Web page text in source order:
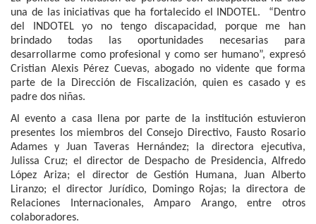
una de las iniciativas que ha fortalecido el INDOTEL. “Dentro
del INDOTEL yo no tengo discapacidad, porque me han
brindado todas las oportunidades necesarias para
desarrollarme como profesional y como ser humano”, expresó
Cristian Alexis Pérez Cuevas, abogado no vidente que forma
parte de la Dirección de Fiscalización, quien es casado y es
padre dos niñas.
Al evento a casa llena por parte de la institución estuvieron
presentes los miembros del Consejo Directivo, Fausto Rosario
Adames y Juan Taveras Hernández; la directora ejecutiva,
Julissa Cruz; el director de Despacho de Presidencia, Alfredo
López Ariza; el director de Gestión Humana, Juan Alberto
Liranzo; el director Jurídico, Domingo Rojas; la directora de
Relaciones Internacionales, Amparo Arango, entre otros
colaboradores.